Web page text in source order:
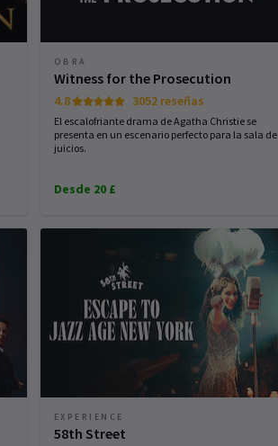
OBRA
Witness for the Prosecution
4.8 3052 reseñas
El escalofriante drama de Agatha Christie se
presenta en un escenario perfecto para la sala de
juicios.
Desde 20 £
EXPERIENCE
58th Street